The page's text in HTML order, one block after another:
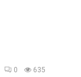
0 635